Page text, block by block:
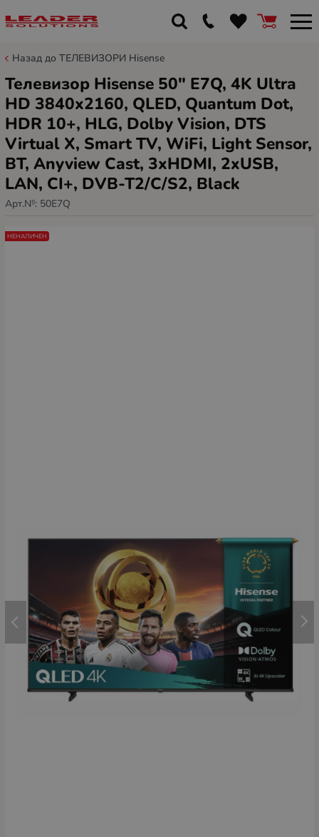
Назад до ТЕЛЕВИЗОРИ Hisense
Телевизор Hisense 50" E7Q, 4K Ultra
HD 3840x2160, QLED, Quantum Dot,
HDR 10+, HLG, Dolby Vision, DTS
Virtual X, Smart TV, WiFi, Light Sensor,
BT, Anyview Cast, 3xHDMI, 2xUSB,
LAN, CI+, DVB-T2/C/S2, Black
Арт.№: 50E7Q
НЕНАЛИЧЕН